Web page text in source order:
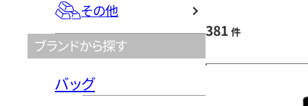
その他
ブランドから探す
バッグ
381 件